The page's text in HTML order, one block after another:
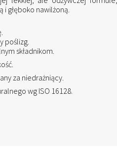
i głęboko nawilżoną.
poślizg.
składnikom.
za niedrażniący.
wg ISO 16128.